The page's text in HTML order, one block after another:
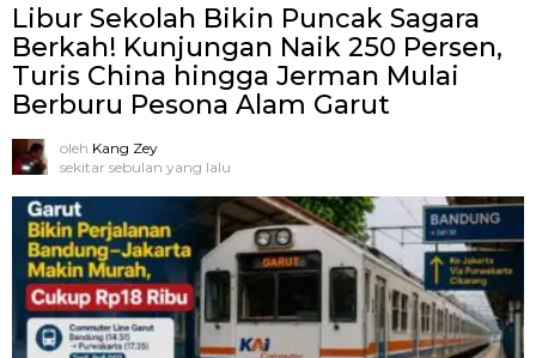
Libur Sekolah Bikin Puncak Sagara
Berkah! Kunjungan Naik 250 Persen,
Turis China hingga Jerman Mulai
Berburu Pesona Alam Garut
oleh Kang Zey
sekitar sebulan yang lalu